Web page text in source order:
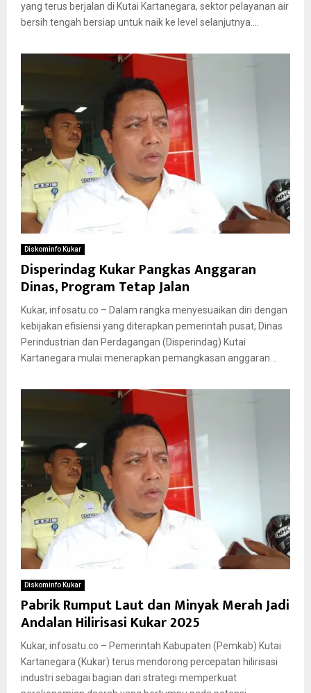
yang terus berjalan di Kutai Kartanegara, sektor pelayanan air
bersih tengah bersiap untuk naik ke level selanjutnya....
Diskominfo Kukar
Disperindag Kukar Pangkas Anggaran
Dinas, Program Tetap Jalan
Kukar, infosatu.co – Dalam rangka menyesuaikan diri dengan
kebijakan efisiensi yang diterapkan pemerintah pusat, Dinas
Perindustrian dan Perdagangan (Disperindag) Kutai
Kartanegara mulai menerapkan pemangkasan anggaran...
Diskominfo Kukar
Pabrik Rumput Laut dan Minyak Merah Jadi
Andalan Hilirisasi Kukar 2025
Kukar, infosatu.co – Pemerintah Kabupaten (Pemkab) Kutai
Kartanegara (Kukar) terus mendorong percepatan hilirisasi
industri sebagai bagian dari strategi memperkuat